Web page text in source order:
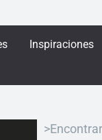
Inspiraciones